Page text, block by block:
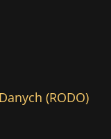
(RODO)